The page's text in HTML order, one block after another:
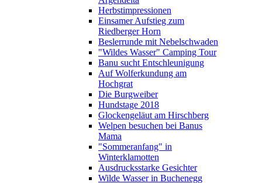
Herbstimpressionen
Einsamer Aufstieg zum
Riedberger Horn
Beslerrunde mit Nebelschwaden
"Wildes Wasser" Camping Tour
Banu sucht Entschleunigung
Auf Wolferkundung am
Hochgrat
Die Burgweiber
Hundstage 2018
Glockengeläut am Hirschberg
Welpen besuchen bei Banus
Mama
"Sommeranfang" in
Winterklamotten
Ausdrucksstarke Gesichter
Wilde Wasser in Buchenegg